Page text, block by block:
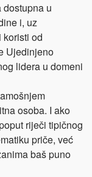
dostupna u
i, uz
koristi od
Ujedinjeno
lidera u domeni
osoba. I ako
riječi tipičnog
priče, već
baš puno